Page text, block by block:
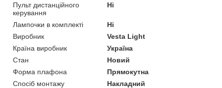
Пульт дистанційного
керування
Ні
Лампочки в комплекті
Ні
Виробник
Vesta Light
Країна виробник
Україна
Стан
Новий
Форма плафона
Прямокутна
Спосіб монтажу
Накладний